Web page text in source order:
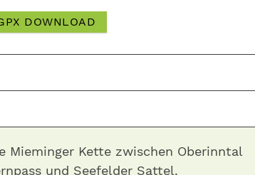
DOWNLOAD
Mieminger Kette zwischen Oberinntal
und Seefelder Sattel.